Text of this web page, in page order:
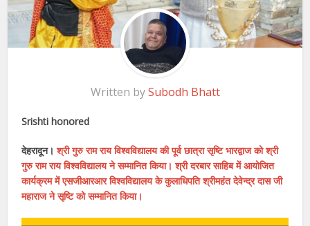
Written bySubodh Bhatt
Srishti honored
देहरादून। श्री गुरु राम राय विश्वविद्यालय की पूर्व छात्रा सृष्टि भारद्वाज को श्री
गुरु राम राय विश्वविद्यालय ने सम्मानित किया। श्री दरबार साहिब में आयोजित
कार्यक्रम में एसजीआरआर विश्वविद्यालय के कुलाधिपति श्रीमहंत देवेन्द्र दास जी
महाराज ने सृष्टि को सम्मानित किया।